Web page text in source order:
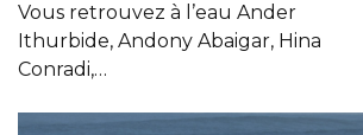
Vous retrouvez à l’eau Ander
Ithurbide, Andony Abaigar, Hina
Conradi,…